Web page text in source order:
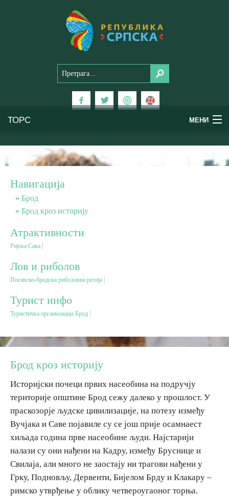
ТОРС МЕНИ
Планински туризам
Бањски туризам
Авантура
Еко туризам
Културни туризам
Гастрономија
Лов и риболов
Сеоски туризам
Омладински туризам
Навигација
Брод
Брод кроз историју
Атрактивности
Ријека Сава
Лов и риболов
Посавско-бродска риболовна регија
Турист инфо
Туристичка организација Брод
Брод кроз историју
Историјски почеци првих насеобина на подручју
територије општине Брод сежу далеко у прошлост. У
праскозорје људске цивилизације, на потезу између
Вучјака и Саве појавиле су се још прије осамнаест
хиљада година прве насеобине људи. Најстарији
налази су они нађени на Кадру, између Бруснице и
Свилаја, али много не заостају ни трагови нађени у
Грку, Подновљу, Дервенти, Бијелом Брду и Клакару –
римско утврђење у облику четвероугаоног торња.